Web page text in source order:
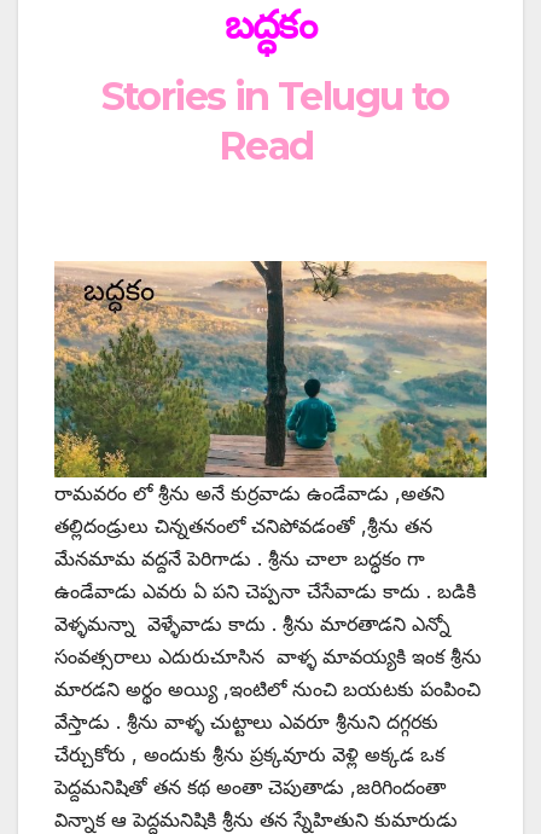
బద్ధకం
Stories in Telugu to
Read
రామవరం లో శ్రీను అనే కుర్రవాడు ఉండేవాడు ,అతని
తల్లిదండ్రులు చిన్నతనంలో చనిపోవడంతో ,శ్రీను తన
మేనమామ వద్దనే పెరిగాడు . శ్రీను చాలా బద్ధకం గా
ఉండేవాడు ఎవరు ఏ పని చెప్పనా చేసేవాడు కాదు . బడికి
వెళ్ళమన్నా వెళ్ళేవాడు కాదు . శ్రీను మారతాడని ఎన్నో
సంవత్సరాలు ఎదురుచూసిన వాళ్ళ మావయ్యకి ఇంక శ్రీను
మారడని అర్థం అయ్యి ,ఇంటిలో నుంచి బయటకు పంపించి
వేస్తాడు . శ్రీను వాళ్ళ చుట్టాలు ఎవరూ శ్రీనుని దగ్గరకు
చేర్చుకోరు , అందుకు శ్రీను ప్రక్కవూరు వెళ్లి అక్కడ ఒక
పెద్దమనిషితో తన కథ అంతా చెపుతాడు ,జరిగిందంతా
విన్నాక ఆ పెద్దమనిషికి శ్రీను తన స్నేహితుని కుమారుడు